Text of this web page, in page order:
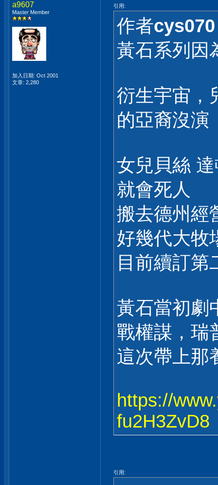
a9607
Master Member
加入日期: Oct 2001
文章: 2,280
引用:
作者cys070
黃石系列因
衍生宇宙，
的亞裔沒演
女兒貝絲
就會死人
搬去德州經
好幾代大牧
目前續訂第
黃石當初劇
戰權謀，瑞
這次帶上那
https://
fu2H3ZvD8
引用: